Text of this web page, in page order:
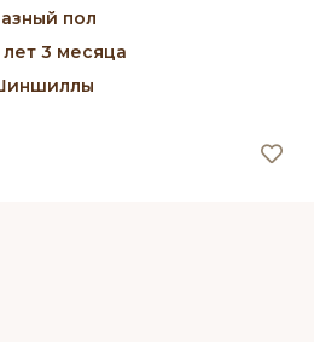
разный пол
5 лет 3 месяца
Шиншиллы